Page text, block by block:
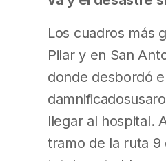
Los cuadros más
Pilar y en San
donde desbordó
llegar al hospital.
tramo de la ruta 9